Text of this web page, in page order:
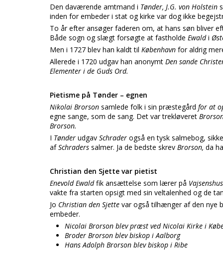
Den daværende amtmand i Tønder, J.G. von Holstein
inden for embeder i stat og kirke var dog ikke
To år efter ansøger faderen om, at hans søn bliver
Både sogn og slægt forsøgte at fastholde Ewaldi
Men i 1727 blev han kaldt til København for aldrig
Allerede i 1720 udgav han anonymt Den sande
Elementer i de Guds Ord.
Pietisme på Tønder – egnen
Nikolai Brorson samlede folk i sin præstegård for at
egne sange, som de sang. Det var trekløveret
Brorson.
I Tønder udgav Schrader også en tysk salmebog,
afSchraders salmer. Ja de bedste skrev Brorson, da
Christian den Sjette var pietist
Enevold Ewaldfik ansættelse som lærer på
vakte fra starten opsigt med sin veltalenhed og de
Jo Christian den Sjette var også tilhænger af den nye
embeder.
Nicolai Brorson blev præst ved Nicolai Kirke i
Broder Brorson blev biskop i Aalborg
Hans Adolph Brorson blev biskop i Ribe